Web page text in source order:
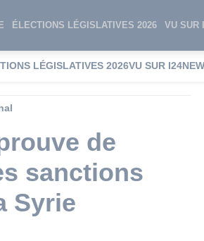
ÉLECTIONS LÉGISLATIVES 2026 VU SUR
LÉGISLATIVES 2026VU SUR
de
sanctions
Syrie